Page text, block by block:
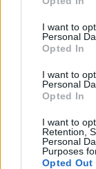
use your data
consent section.
I want to
Personal
Opted In
I want to
Personal
Opted In
I want to
Retention,
Personal
Purposes
Opted Out